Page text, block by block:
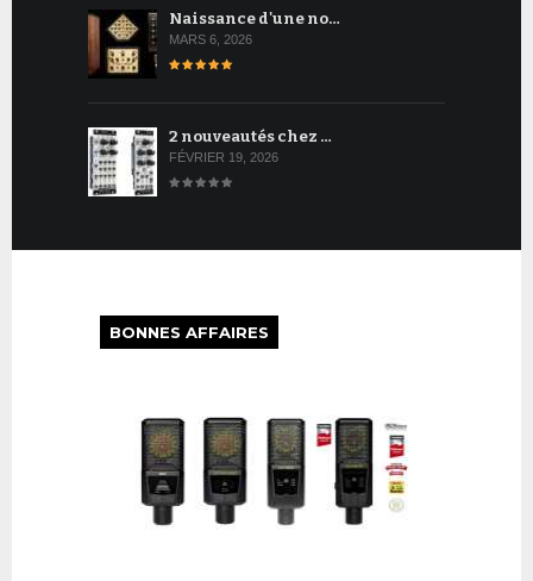
Naissance d'une no…
MARS 6, 2026
2 nouveautés chez …
FÉVRIER 19, 2026
BONNES AFFAIRES